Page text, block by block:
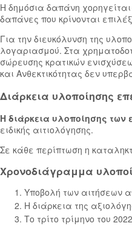
Η δημόσια δαπάνη
δαπάνες που κρίνονται
Για την διευκόλυνση της
λογαριασμού. Στα
σώρευσης κρατικών
και Ανθεκτικότητας δεν
Διάρκεια υλοποίησης
Η διάρκεια υλοποίησης των
ειδικής αιτιολόγησης.
Σε κάθε περίπτωση η
Χρονοδιάγραμμα
Υποβολή των αιτήσεων
Η διάρκεια της
Το τρίτο τρίμηνο του